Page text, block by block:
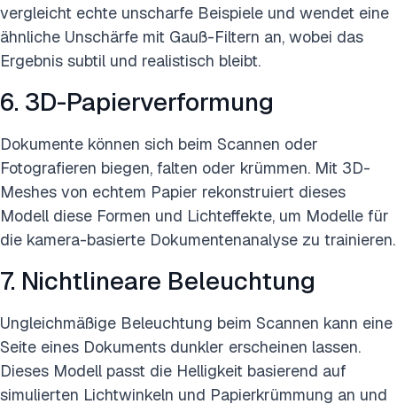
vergleicht echte unscharfe Beispiele und wendet eine
ähnliche Unschärfe mit Gauß-Filtern an, wobei das
Ergebnis subtil und realistisch bleibt.
6. 3D-Papierverformung
Dokumente können sich beim Scannen oder
Fotografieren biegen, falten oder krümmen. Mit 3D-
Meshes von echtem Papier rekonstruiert dieses
Modell diese Formen und Lichteffekte, um Modelle für
die kamera-basierte Dokumentenanalyse zu trainieren.
7. Nichtlineare Beleuchtung
Ungleichmäßige Beleuchtung beim Scannen kann eine
Seite eines Dokuments dunkler erscheinen lassen.
Dieses Modell passt die Helligkeit basierend auf
simulierten Lichtwinkeln und Papierkrümmung an und